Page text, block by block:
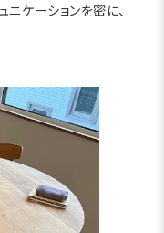
ケーションを密に、